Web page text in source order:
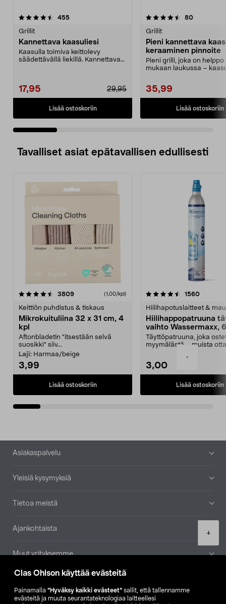
Clas Ohlson käyttää evästeitä
Painamalla ”Hyväksy kaikki evästeet” sallit, että tallennamme
evästeitä ja muuta seurantateknologiaa laitteellesi
-
+
455arvostelut
Grillit
Kannettava kaasuliesi
Kaasulla toimiva keittolevy
säädettävällä liekillä. Kannettava
17,95 29,95
Lisää ostoskoriin
4.5 viidestä
80arvostelut
Grillit
Pieni kannettava
keraaminen pinnoite
Pieni grilli, joka on helppo
mukaan laukussa –
35,99
Lisää ostoskoriin
4.5 viidestä
Tavalliset asiat epätavallisen edullisesti
3809arvostelut (1,00/kpl)
Keittiön puhdistus & tiskaus
Mikrokuituliina 32 x 31 cm, 4
kpl
Aftonbladetin "itsestään selvä
suosikki" siiv...
Laji: Harmaa/beige
3,99
Lisää ostoskoriin
4.5viidestä
1560
Hiilihapotuslaitteet &
Hiilihappopatruuna
vaihto Wassermaxx,
Täyttöpatruuna, joka
myymälästä – muista
3,00
Lisää ostoskoriin
4.5viidestä
Alatunniste
Asiakaspalvelu
Yleisiä kysymyksiä
Tietoa meistä
Ajankohtaista
Muut yrityksemme
Etsi myymälä